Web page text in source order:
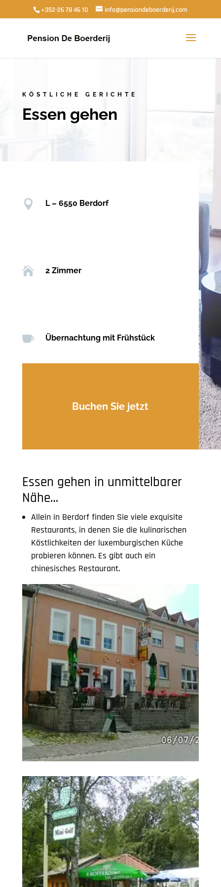
+352-26 78 46 10 info@pensiondeboerderij.com
KÖSTLICHE GERICHTE
Essen gehen
 L – 6550 Berdorf
 2 Zimmer
 Übernachtung mit Frühstück
Buchen Sie jetzt
Essen gehen in unmittelbarer
Nähe…
Allein in Berdorf finden Sie viele exquisite
Restaurants, in denen Sie die kulinarischen
Köstlichkeiten der luxemburgischen Küche
probieren können. Es gibt auch ein
chinesisches Restaurant.